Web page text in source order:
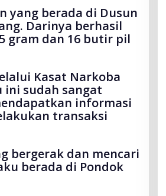
yang berada di Dusun
Darinya berhasil
gram dan 16 butir pil
Kasat Narkoba
ini sudah sangat
informasi
transaksi
bergerak dan mencari
berada di Pondok